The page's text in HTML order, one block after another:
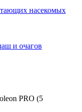
насекомых
и очагов
PRO (5